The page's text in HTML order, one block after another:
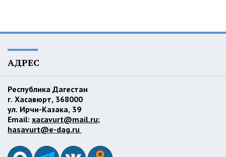
АДРЕС
Республика Дагестан
г. Хасавюрт, 368000
ул. Ирчи-Казака, 39
Email: xacavurt@mail.ru;
hasavurt@e-dag.ru